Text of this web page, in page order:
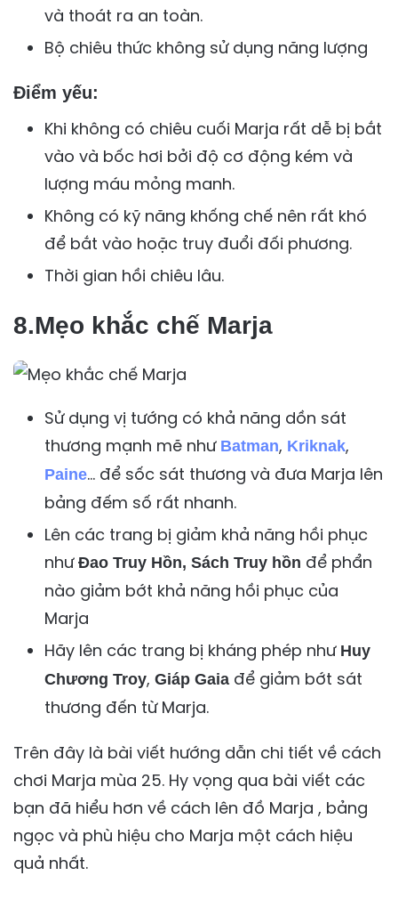
và thoát ra an toàn.
Bộ chiêu thức không sử dụng năng lượng
Điểm yếu:
Khi không có chiêu cuối Marja rất dễ bị bắt
vào và bốc hơi bởi độ cơ động kém và
lượng máu mỏng manh.
Không có kỹ năng khống chế nên rất khó
để bắt vào hoặc truy đuổi đối phương.
Thời gian hồi chiêu lâu.
8.Mẹo khắc chế Marja
Sử dụng vị tướng có khả năng dồn sát
thương mạnh mẽ như Batman, Kriknak,
Paine… để sốc sát thương và đưa Marja lên
bảng đếm số rất nhanh.
Lên các trang bị giảm khả năng hồi phục
như Đao Truy Hồn, Sách Truy hồn để phẩn
nào giảm bớt khả năng hồi phục của
Marja
Hãy lên các trang bị kháng phép như Huy
Chương Troy, Giáp Gaia để giảm bớt sát
thương đến từ Marja.
Trên đây là bài viết hướng dẫn chi tiết về cách
chơi Marja mùa 25. Hy vọng qua bài viết các
bạn đã hiểu hơn về cách lên đồ Marja , bảng
ngọc và phù hiệu cho Marja một cách hiệu
quả nhất.